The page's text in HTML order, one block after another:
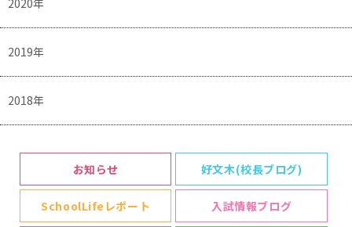
2020年
2019年
2018年
お知らせ 好文木(校長ブログ)
SchoolLifeレポート 入試情報ブログ